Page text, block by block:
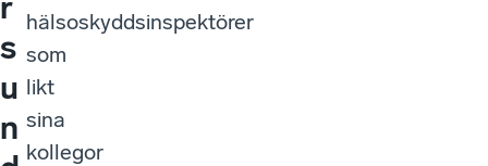
s
u
n
hälsoskyddsinspektörer
som
likt
sina
kollegor